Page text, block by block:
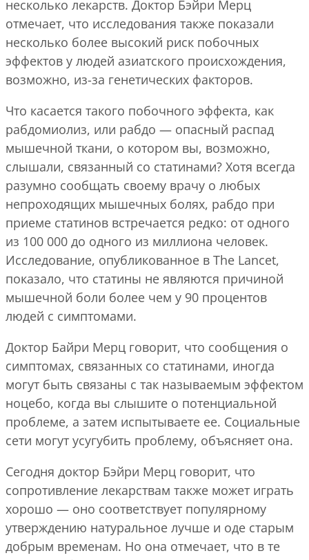
несколько лекарств. Доктор Бэйри Мерц
отмечает, что исследования также показали
несколько более высокий риск побочных
эффектов у людей азиатского происхождения,
возможно, из-за генетических факторов.
Что касается такого побочного эффекта, как
рабдомиолиз, или рабдо — опасный распад
мышечной ткани, о котором вы, возможно,
слышали, связанный со статинами? Хотя всегда
разумно сообщать своему врачу о любых
непроходящих мышечных болях, рабдо при
приеме статинов встречается редко: от одного
из 100 000 до одного из миллиона человек.
Исследование, опубликованное в The Lancet,
показало, что статины не являются причиной
мышечной боли более чем у 90 процентов
людей с симптомами.
Доктор Байри Мерц говорит, что сообщения о
симптомах, связанных со статинами, иногда
могут быть связаны с так называемым эффектом
ноцебо, когда вы слышите о потенциальной
проблеме, а затем испытываете ее. Социальные
сети могут усугубить проблему, объясняет она.
Сегодня доктор Бэйри Мерц говорит, что
сопротивление лекарствам также может играть
хорошо — оно соответствует популярному
утверждению натуральное лучше и оде старым
добрым временам. Но она отмечает, что в те